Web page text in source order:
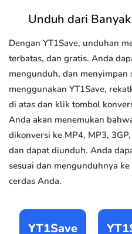
Unduh dari
Dengan YT1Save, unduhan
terbatas, dan gratis. Anda
mengunduh, dan menyimpan
menggunakan YT1Save,
di atas dan klik tombol
Anda akan menemukan
dikonversi ke MP4, MP3,
dan dapat diunduh. Anda
sesuai dan mengunduhnya
cerdas Anda.
YT1Save